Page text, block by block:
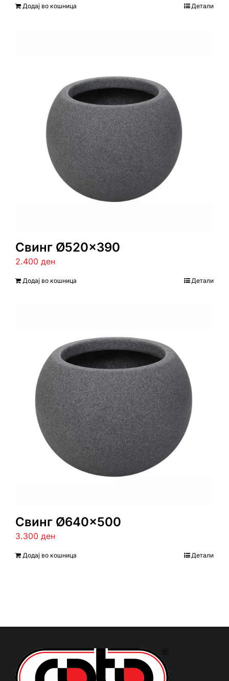
Додај во кошница Детали
Свинг Ø520×390
2.400 ден
Додај во кошница Детали
Свинг Ø640×500
3.300 ден
Додај во кошница Детали